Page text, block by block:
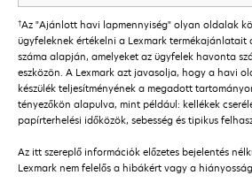
†Az "Ajánlott havi lapmennyiség" olyan oldalak
ügyfeleknek értékelni a Lexmark
száma alapján, amelyeket az ügyfelek havonta
eszközön. A Lexmark azt javasolja, hogy a havi
készülék teljesítményének a megadott
tényezőkön alapulva, mint például: kellékek
papírterhelési időközök, sebesség és tipikus
Az itt szereplő információk előzetes bejelentés
Lexmark nem felelős a hibákért vagy a